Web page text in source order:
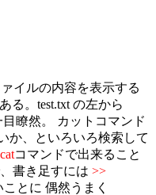
イルの内容を表示する
る。test.txt の左から
瞭然。 カットコマンド
か、といろいろ検索して
catコマンドで出来ること
書き足すには >>
ことに 偶然うまく